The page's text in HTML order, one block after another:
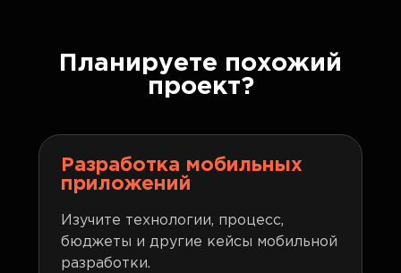
Планируете похожий
проект?
Разработка мобильных
приложений
Изучите технологии, процесс,
бюджеты и другие кейсы мобильной
разработки.